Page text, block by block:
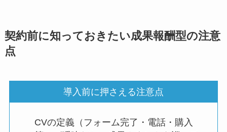
契約前に知っておきたい成果報酬型の注意
点
導入前に押さえる注意点
CVの定義（フォーム完了・電話・購入